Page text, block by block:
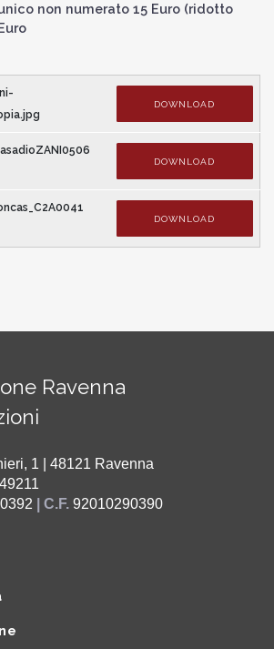
non numerato 15 Euro (ridotto
DOWNLOAD
DOWNLOAD
DOWNLOAD
Ravenna
1 | 48121 Ravenna
| C.F. 92010290390